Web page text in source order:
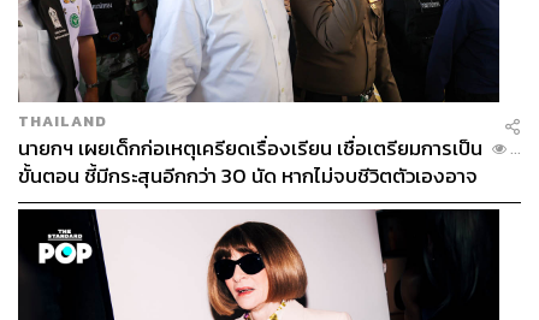
THAILAND
นายกฯ เผยเด็กก่อเหตุเครียดเรื่องเรียน เชื่อเตรียมการเป็น
ขั้นตอน ชี้มีกระสุนอีกกว่า 30 นัด หากไม่จบชีวิตตัวเองอาจ
สูญเสียเพิ่ม
...